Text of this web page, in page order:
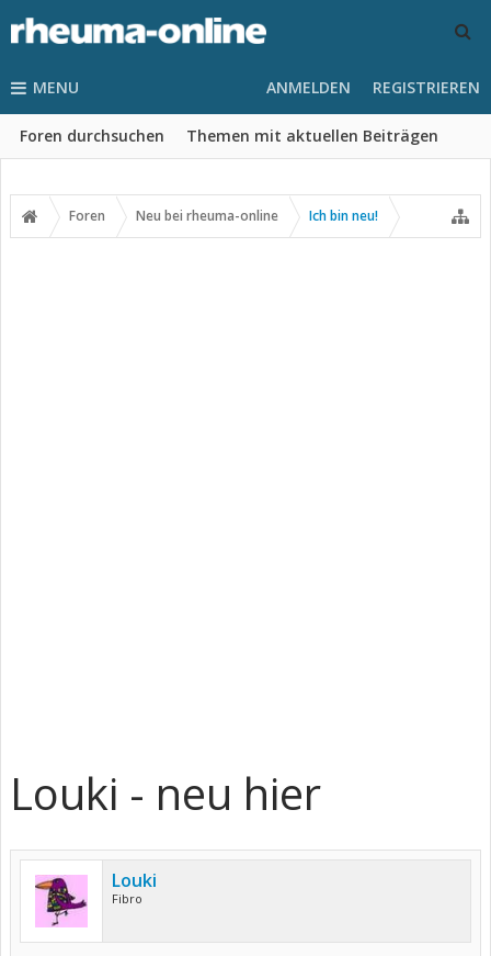
MENU
Foren durchsuchen Themen mit aktuellen Beiträgen
ANMELDEN REGISTRIEREN
Foren Neu bei rheuma-online Ich bin neu!
Louki - neu hier
Louki
Fibro